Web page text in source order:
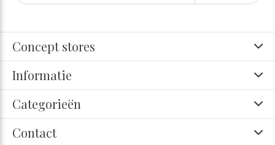
Concept stores
Informatie
Categorieën
Contact